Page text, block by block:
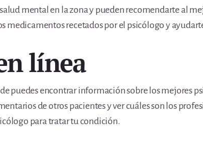
mental en la zona y pueden recomendarte al
medicamentos recetados por el psicólogo y
línea
puedes encontrar información sobre los mejores
de otros pacientes y ver cuáles son los
para tratar tu condición.